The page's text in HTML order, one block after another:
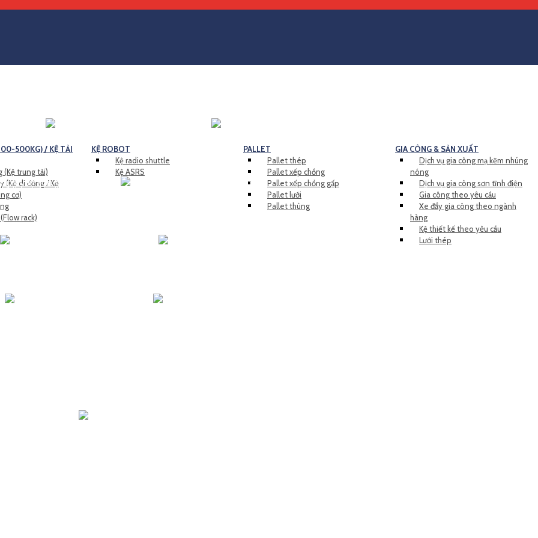
500KG) / KỆ TẢI
(Kệ trung tải)
(Kệ di động / Kệ
cơ)
rack)
KỆ ROBOT
Kệ radio shuttle
Kệ ASRS
PALLET
Pallet thép
Pallet xếp chồng
Pallet xếp chồng gấp
Pallet lưới
Pallet thùng
GIA CÔNG & SẢN XUẤT
Dịch vụ gia công mạ kẽm nhúng
nóng
Dịch vụ gia công sơn tĩnh điện
Gia công theo yêu cầu
Xe đẩy gia công theo ngành
hàng
Kệ thiết kế theo yêu cầu
Lưới thép